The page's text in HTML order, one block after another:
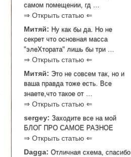
самом помещении, гд …
⇒ Открыть статью ⇐
Митяй: Ну как бы да. Но не
секрет что основная масса
"элеХтората" лишь бы три …
⇒ Открыть статью ⇐
Митяй: Это не совсем так, но и
ваша правда тоже есть. Все
знаете,что такое от …
⇒ Открыть статью ⇐
sergey: Заходите все на мой
БЛОГ ПРО САМОЕ РАЗНОЕ
⇒ Открыть статью ⇐
Dagga: Отличная схема, спасибо